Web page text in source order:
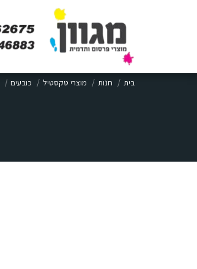
בית חנות מוצרי טקסטיל כובעים